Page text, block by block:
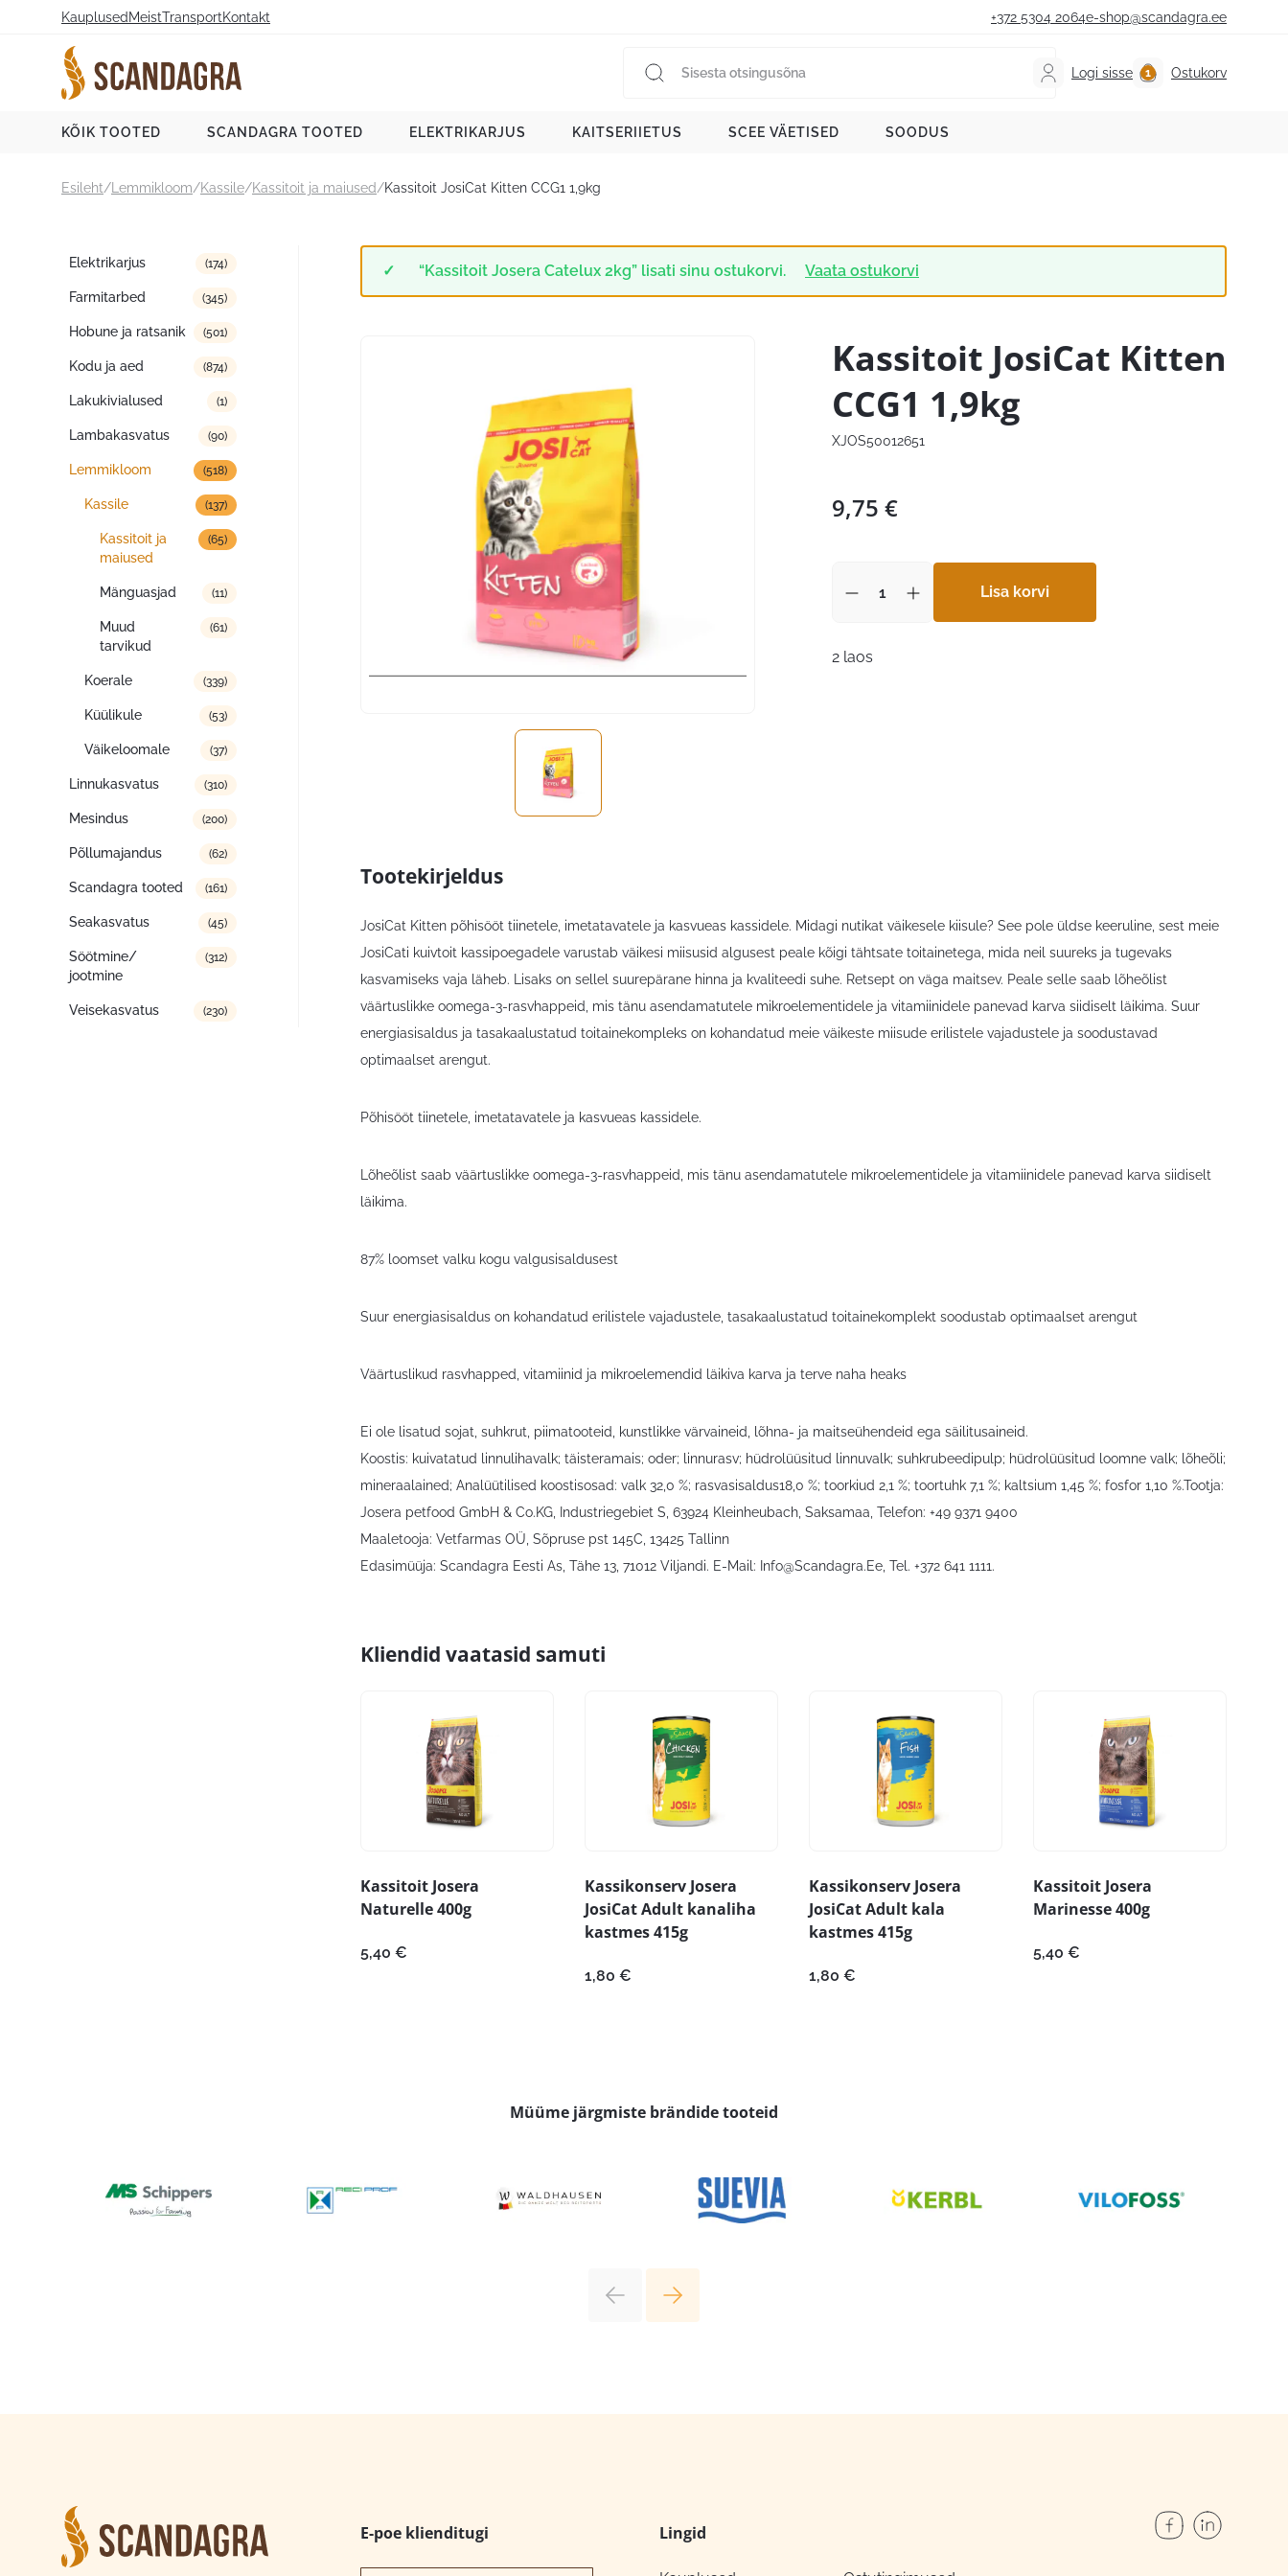
Kauplused MeistTransportKontakt +372 5304 2064e-shop@scandagra.ee
Logi sisse Ostukorv
KÕIK TOOTED SCANDAGRA TOOTED ELEKTRIKARJUS KAITSERIIETUS SCEE VÄETISED SOODUS
Esileht/ Lemmikloom/Kassile/Kassitoit ja maiused/Kassitoit JosiCat Kitten CCG1 1,9kg
Tootekategooriad
Elektrikarjus (174)
Farmitarbed (345)
Hobune ja ratsanik (501)
Kodu ja aed (874)
Lakukivialused (1)
Lambakasvatus (90)
Lemmikloom (518)
Kassile (137)
Kassitoit ja
maiused
(65)
Mänguasjad (11)
Muud
tarvikud
(61)
Koerale (339)
Küülikule (53)
Väikeloomale (37)
Linnukasvatus (310)
Mesindus (200)
Põllumajandus (62)
Scandagra tooted (161)
Seakasvatus (45)
Söötmine/
jootmine
(312)
Veisekasvatus (230)
“Kassitoit Josera Catelux 2kg” lisati sinu ostukorvi. Vaata ostukorvi
Kassitoit JosiCat Kitten
CCG1 1,9kg
XJOS50012651
9,75 €
Lisa korvi
2 laos
Tootekirjeldus
JosiCat Kitten põhisööt tiinetele, imetatavatele ja kasvueas kassidele. Midagi nutikat väikesele kiisule? See pole üldse keeruline, sest meie
JosiCati kuivtoit kassipoegadele varustab väikesi miisusid algusest peale kõigi tähtsate toitainetega, mida neil suureks ja tugevaks
kasvamiseks vaja läheb. Lisaks on sellel suurepärane hinna ja kvaliteedi suhe. Retsept on väga maitsev. Peale selle saab lõheõlist
väärtuslikke oomega-3-rasvhappeid, mis tänu asendamatutele mikroelementidele ja vitamiinidele panevad karva siidiselt läikima. Suur
energiasisaldus ja tasakaalustatud toitainekompleks on kohandatud meie väikeste miisude erilistele vajadustele ja soodustavad
optimaalset arengut.
Põhisööt tiinetele, imetatavatele ja kasvueas kassidele.
Lõheõlist saab väärtuslikke oomega-3-rasvhappeid, mis tänu asendamatutele mikroelementidele ja vitamiinidele panevad karva siidiselt
läikima.
87% loomset valku kogu valgusisaldusest
Suur energiasisaldus on kohandatud erilistele vajadustele, tasakaalustatud toitainekomplekt soodustab optimaalset arengut
Väärtuslikud rasvhapped, vitamiinid ja mikroelemendid läikiva karva ja terve naha heaks
Ei ole lisatud sojat, suhkrut, piimatooteid, kunstlikke värvaineid, lõhna- ja maitseühendeid ega säilitusaineid.
Koostis: kuivatatud linnulihavalk; täisteramais; oder; linnurasv; hüdrolüüsitud linnuvalk; suhkrubeedipulp; hüdrolüüsitud loomne valk; lõheõli;
mineraalained; Analüütilised koostisosad: valk 32,0 %; rasvasisaldus18,0 %; toorkiud 2,1 %; toortuhk 7,1 %; kaltsium 1,45 %; fosfor 1,10 %.Tootja:
Josera petfood GmbH & Co.KG, Industriegebiet S, 63924 Kleinheubach, Saksamaa, Telefon: +49 9371 9400
Maaletooja: Vetfarmas OÜ, Sõpruse pst 145C, 13425 Tallinn
Edasimüüja: Scandagra Eesti As, Tähe 13, 71012 Viljandi. E-Mail: Info@Scandagra.Ee , Tel. +372 641 1111.
Kliendid vaatasid samuti
Kassitoit Josera
Naturelle 400g
5,40 €
Kassikonserv Josera
JosiCat Adult kanaliha
kastmes 415g
1,80 €
Kassikonserv Josera
JosiCat Adult kala
kastmes 415g
1,80 €
Kassitoit Josera
Marinesse 400g
5,40 €
Müüme järgmiste brändide tooteid
E-poe klienditugi Lingid